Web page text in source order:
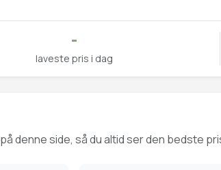
-
laveste pris i dag
på denne side, så du altid ser den bedste